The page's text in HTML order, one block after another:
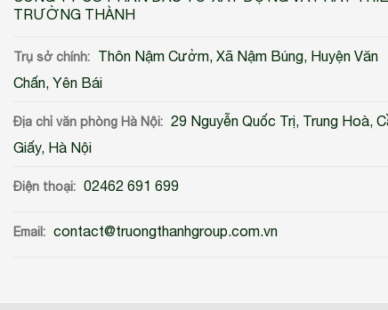
TRƯỜNG THÀNH
Trụ sở chính:
Thôn Nậm Cưởm, Xã Nậm Búng, Huyện Văn
Chấn, Yên Bái
Địa chỉ văn phòng Hà Nội: 29 Nguyễn Quốc Trị, Trung Hoà,
Giấy, Hà Nội
Điện thoại: 02462 691 699
Email: contact@truongthanhgroup.com.vn